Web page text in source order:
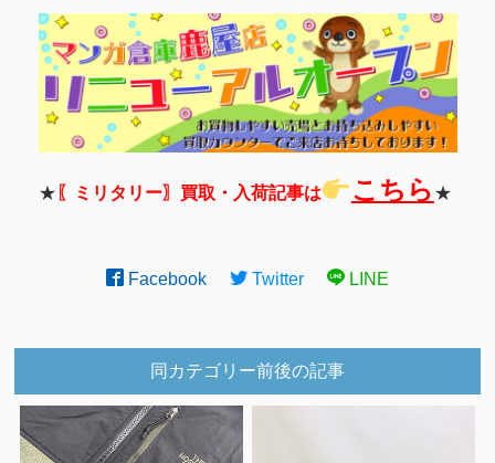
★ 〖ミリタリー〗買取・入荷記事は こちら ★
Facebook Twitter LINE
同カテゴリー前後の記事